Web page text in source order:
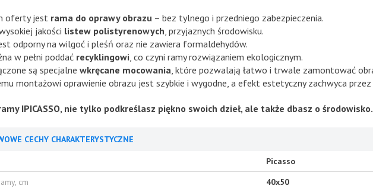
oferty jest rama do oprawy obrazu – bez tylnego i przedniego zabezpieczenia.
jakości listew polistyrenowych, przyjaznych środowisku.
odporny na wilgoć i pleśń oraz nie zawiera formaldehydów.
w pełni poddać recyklingowi, co czyni ramy rozwiązaniem ekologicznym.
są specjalne wkręcane mocowania, które pozwalają łatwo i trwale zamontować
montażowi oprawienie obrazu jest szybkie i wygodne, a efekt estetyczny zachwyca przez
IPICASSO, nie tylko podkreślasz piękno swoich dzieł, ale także dbasz o środowisko.
CECHY CHARAKTERYSTYCZNE
Picasso
cm
40x50